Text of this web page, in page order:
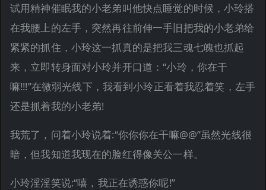
试用精神催眠我的小老弟叫他快点睡觉的时候，小玲搭
在我腰上的左手，突然再往前伸一手旧把我的小老弟给
紧紧的抓住，小玲这一抓真的是把我三魂七魄也抓起
来，立即转身面对小玲并开口道：“小玲，你在干
嘛!!!”在微弱光线下，我看到小玲正看着我忍着笑，左手
还是抓着我的小老弟!
我荒了，问着小玲说着:“你你你在干嘛@@”虽然光线很
暗，但我知道我现在的脸红得像关公一样。
小玲淫淫笑说:“嘻，我正在诱惑你呢!”